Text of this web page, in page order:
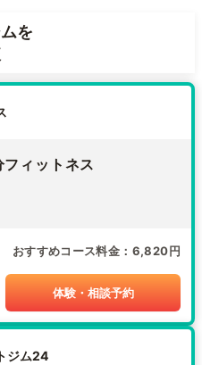
を
ィットネス
おすすめコース料金 6,820円
体験・相談予約
ジム24